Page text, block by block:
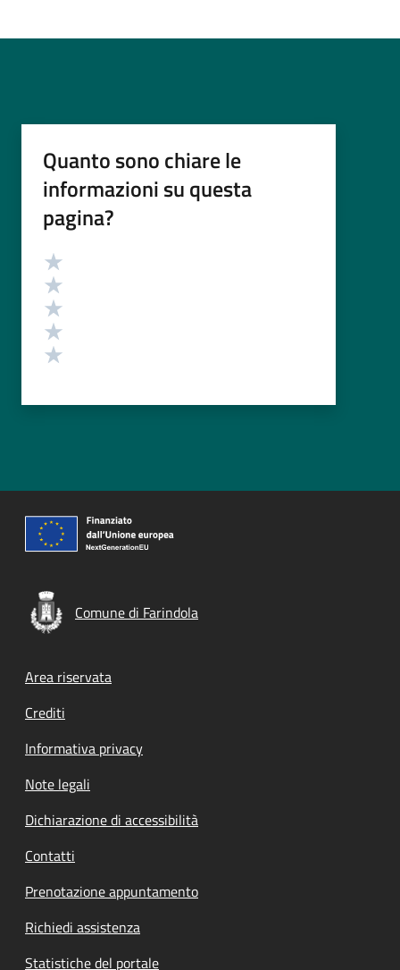
Quanto sono chiare le
informazioni su questa
pagina?
Valutazione
Comune di Farindola
Footer menu
Area riservata
Crediti
Informativa privacy
Note legali
Dichiarazione di accessibilità
Contatti
Prenotazione appuntamento
Richiedi assistenza
Statistiche del portale